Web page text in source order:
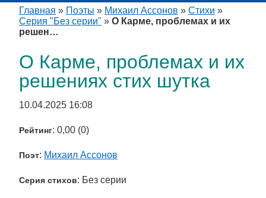
Главная » Поэты » Михаил Ассонов » Стихи »
Серия "Без серии" » О Карме, проблемах и их
решен…
О Карме, проблемах и их
решениях стих шутка
10.04.2025 16:08
Рейтинг: 0,00 (0)
Поэт: Михаил Ассонов
Серия стихов: Без серии